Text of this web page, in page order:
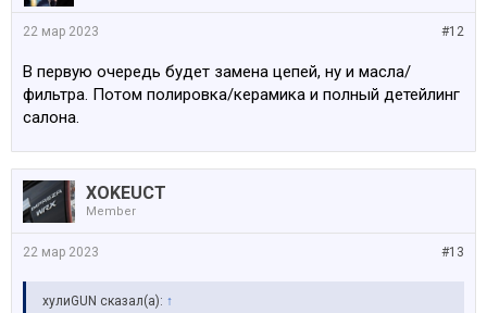
#12
22 мар 2023
В первую очередь будет замена цепей, ну и масла/
фильтра. Потом полировка/керамика и полный детейлинг
салона.
XOKEUCT
Member
#13
22 мар 2023
хулиGUN сказал(а): ↑